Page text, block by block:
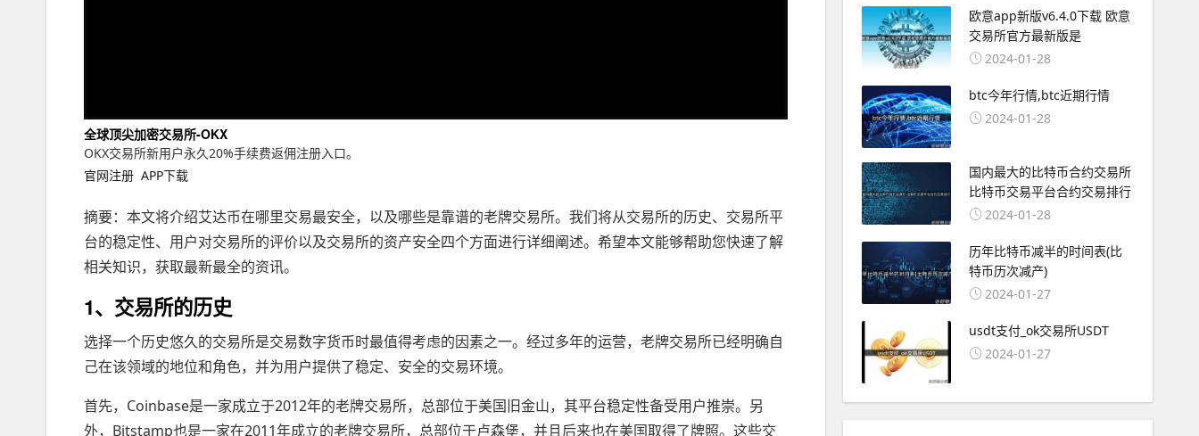
全球顶尖加密交易所-OKX
OKX交易所新用户永久20%手续费返佣注册入口。
官网注册 APP下载
摘要：本文将介绍艾达币在哪里交易最安全，以及哪些是靠谱的老牌交易所。我们将从交易所的历史、交易所平
台的稳定性、用户对交易所的评价以及交易所的资产安全四个方面进行详细阐述。希望本文能够帮助您快速了解
相关知识，获取最新最全的资讯。
1、交易所的历史
选择一个历史悠久的交易所是交易数字货币时最值得考虑的因素之一。经过多年的运营，老牌交易所已经明确自
己在该领域的地位和角色，并为用户提供了稳定、安全的交易环境。
首先，Coinbase是一家成立于2012年的老牌交易所，总部位于美国旧金山，其平台稳定性备受用户推崇。另
外，Bitstamp也是一家在2011年成立的老牌交易所，总部位于卢森堡，并且后来也在美国取得了牌照。这些交
欧意app新版v6.4.0下载 欧意
交易所官方最新版是
2024-01-28
btc今年行情,btc近期行情
2024-01-28
国内最大的比特币合约交易所
比特币交易平台合约交易排行
2024-01-28
历年比特币减半的时间表(比
特币历次减产)
2024-01-27
usdt支付_ok交易所USDT
2024-01-27